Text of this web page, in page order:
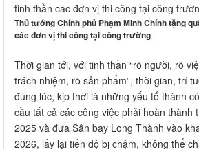
tinh thần các đơn vị thi công tại công
Thủ tướng Chính phủ Phạm Minh Chính tặng
các đơn vị thi công tại công trường
Thời gian tới, với tinh thần “rõ người, rõ
trách nhiệm, rõ sản phẩm”, thời gian, trí
đúng lúc, kịp thời là những yếu tố thành
cầu tất cả các công việc phải hoàn thành
2025 và đưa Sân bay Long Thành vào
2026, lấy lại tiến độ bị chậm, không thể